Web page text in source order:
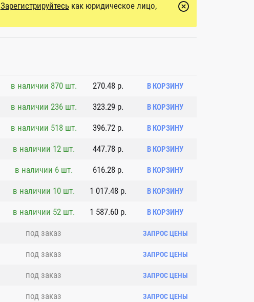
Зарегистрируйтеськак юридическое лицо,
в наличии 870 шт. 270.48 р. В КОРЗИНУ
в наличии 236 шт. 323.29 р. В КОРЗИНУ
в наличии 518 шт. 396.72 р. В КОРЗИНУ
в наличии 12 шт. 447.78 р. В КОРЗИНУ
в наличии 6 шт. 616.28 р. В КОРЗИНУ
в наличии 10 шт. 1 017.48 р. В КОРЗИНУ
в наличии 52 шт. 1 587.60 р. В КОРЗИНУ
под заказ ЗАПРОС ЦЕНЫ
под заказ ЗАПРОС ЦЕНЫ
под заказ ЗАПРОС ЦЕНЫ
под заказ ЗАПРОС ЦЕНЫ